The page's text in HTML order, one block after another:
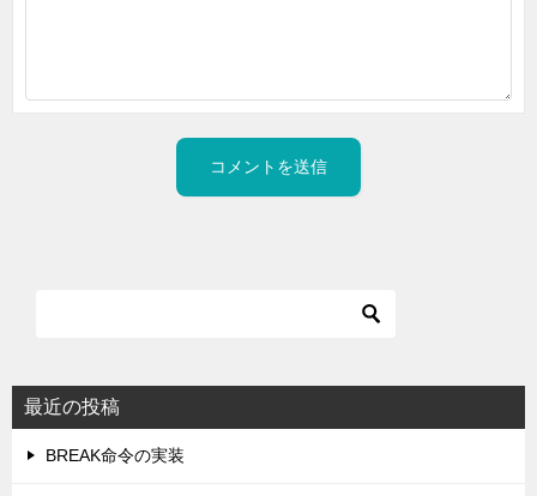
最近の投稿
BREAK命令の実装